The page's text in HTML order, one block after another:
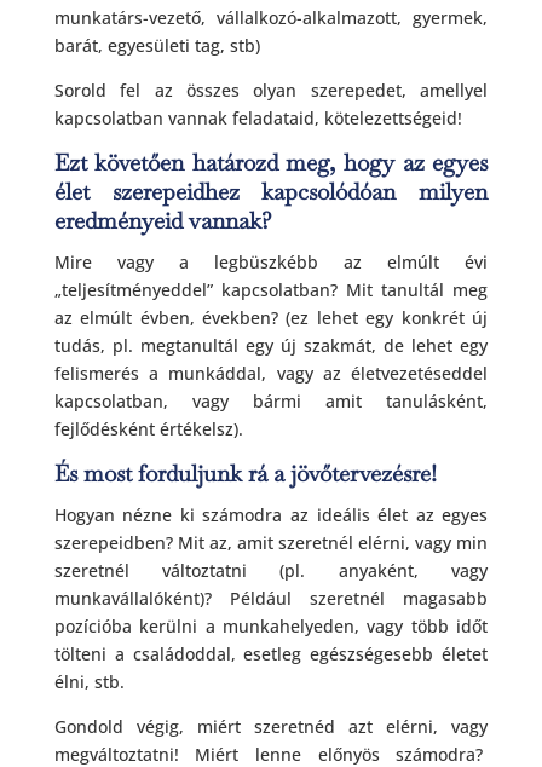
munkatárs-vezető, vállalkozó-alkalmazott, gyermek,
barát, egyesületi tag, stb)
Sorold fel az összes olyan szerepedet, amellyel
kapcsolatban vannak feladataid, kötelezettségeid!
Ezt követően határozd meg, hogy az egyes
élet szerepeidhez kapcsolódóan milyen
eredményeid vannak?
Mire vagy a legbüszkébb az elmúlt évi
„teljesítményeddel” kapcsolatban? Mit tanultál meg
az elmúlt évben, években? (ez lehet egy konkrét új
tudás, pl. megtanultál egy új szakmát, de lehet egy
felismerés a munkáddal, vagy az életvezetéseddel
kapcsolatban, vagy bármi amit tanulásként,
fejlődésként értékelsz).
És most forduljunk rá a jövőtervezésre!
Hogyan nézne ki számodra az ideális élet az egyes
szerepeidben? Mit az, amit szeretnél elérni, vagy min
szeretnél változtatni (pl. anyaként, vagy
munkavállalóként)? Például szeretnél magasabb
pozícióba kerülni a munkahelyeden, vagy több időt
tölteni a családoddal, esetleg egészségesebb életet
élni, stb.
Gondold végig, miért szeretnéd azt elérni, vagy
megváltoztatni! Miért lenne előnyös számodra?